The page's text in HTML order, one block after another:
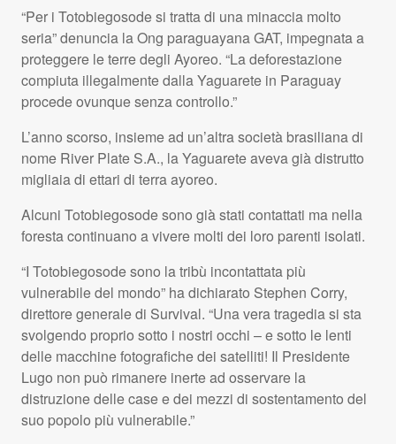
“Per i Totobiegosode si tratta di una minaccia molto
seria” denuncia la Ong paraguayanaGAT, impegnata a
proteggere le terre degli Ayoreo. “La deforestazione
compiuta illegalmente dalla Yaguarete in Paraguay
procede ovunque senza controllo.”
L’anno scorso, insieme ad un’altra società brasiliana di
nome River Plate S.A., la Yaguarete aveva già distrutto
migliaia di ettari di terra ayoreo.
Alcuni Totobiegosode sono già stati contattati ma nella
foresta continuano a vivere molti dei loro parenti isolati.
“I Totobiegosode sono la tribù incontattata più
vulnerabile del mondo” ha dichiarato Stephen Corry,
direttore generale di Survival. “Una vera tragedia si sta
svolgendo proprio sotto i nostri occhi – e sotto le lenti
delle macchine fotografiche dei satelliti! Il Presidente
Lugo non può rimanere inerte ad osservare la
distruzione delle case e dei mezzi di sostentamento del
suo popolo più vulnerabile.”